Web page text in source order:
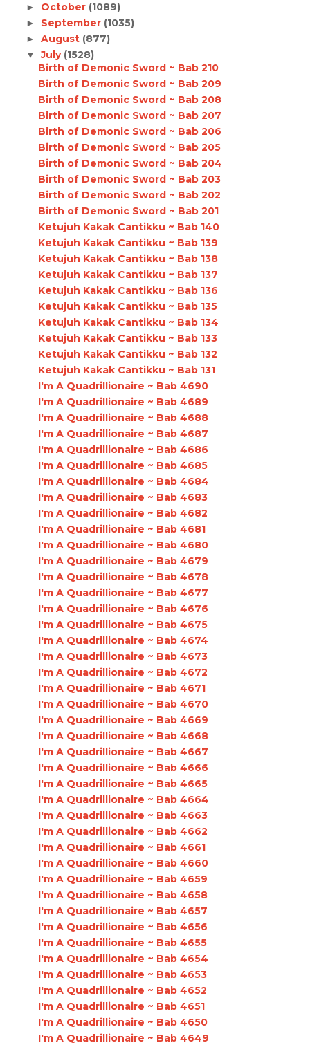
► October (1089)
► September (1035)
► August (877)
▼July (1528)
Birth of Demonic Sword ~ Bab 210
Birth of Demonic Sword ~ Bab 209
Birth of Demonic Sword ~ Bab 208
Birth of Demonic Sword ~ Bab 207
Birth of Demonic Sword ~ Bab 206
Birth of Demonic Sword ~ Bab 205
Birth of Demonic Sword ~ Bab 204
Birth of Demonic Sword ~ Bab 203
Birth of Demonic Sword ~ Bab 202
Birth of Demonic Sword ~ Bab 201
Ketujuh Kakak Cantikku ~ Bab 140
Ketujuh Kakak Cantikku ~ Bab 139
Ketujuh Kakak Cantikku ~ Bab 138
Ketujuh Kakak Cantikku ~ Bab 137
Ketujuh Kakak Cantikku ~ Bab 136
Ketujuh Kakak Cantikku ~ Bab 135
Ketujuh Kakak Cantikku ~ Bab 134
Ketujuh Kakak Cantikku ~ Bab 133
Ketujuh Kakak Cantikku ~ Bab 132
Ketujuh Kakak Cantikku ~ Bab 131
I'm A Quadrillionaire ~ Bab 4690
I'm A Quadrillionaire ~ Bab 4689
I'm A Quadrillionaire ~ Bab 4688
I'm A Quadrillionaire ~ Bab 4687
I'm A Quadrillionaire ~ Bab 4686
I'm A Quadrillionaire ~ Bab 4685
I'm A Quadrillionaire ~ Bab 4684
I'm A Quadrillionaire ~ Bab 4683
I'm A Quadrillionaire ~ Bab 4682
I'm A Quadrillionaire ~ Bab 4681
I'm A Quadrillionaire ~ Bab 4680
I'm A Quadrillionaire ~ Bab 4679
I'm A Quadrillionaire ~ Bab 4678
I'm A Quadrillionaire ~ Bab 4677
I'm A Quadrillionaire ~ Bab 4676
I'm A Quadrillionaire ~ Bab 4675
I'm A Quadrillionaire ~ Bab 4674
I'm A Quadrillionaire ~ Bab 4673
I'm A Quadrillionaire ~ Bab 4672
I'm A Quadrillionaire ~ Bab 4671
I'm A Quadrillionaire ~ Bab 4670
I'm A Quadrillionaire ~ Bab 4669
I'm A Quadrillionaire ~ Bab 4668
I'm A Quadrillionaire ~ Bab 4667
I'm A Quadrillionaire ~ Bab 4666
I'm A Quadrillionaire ~ Bab 4665
I'm A Quadrillionaire ~ Bab 4664
I'm A Quadrillionaire ~ Bab 4663
I'm A Quadrillionaire ~ Bab 4662
I'm A Quadrillionaire ~ Bab 4661
I'm A Quadrillionaire ~ Bab 4660
I'm A Quadrillionaire ~ Bab 4659
I'm A Quadrillionaire ~ Bab 4658
I'm A Quadrillionaire ~ Bab 4657
I'm A Quadrillionaire ~ Bab 4656
I'm A Quadrillionaire ~ Bab 4655
I'm A Quadrillionaire ~ Bab 4654
I'm A Quadrillionaire ~ Bab 4653
I'm A Quadrillionaire ~ Bab 4652
I'm A Quadrillionaire ~ Bab 4651
I'm A Quadrillionaire ~ Bab 4650
I'm A Quadrillionaire ~ Bab 4649